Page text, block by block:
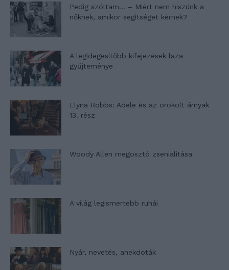
Pedig szóltam… – Miért nem hiszünk a
nőknek, amikor segítséget kérnek?
A legidegesítőbb kifejezések laza
gyűjteménye
Elyna Robbs: Adéle és az örökölt árnyak
13. rész
Woody Allen megosztó zsenialitása
A világ legismertebb ruhái
Nyár, nevetés, anekdoták